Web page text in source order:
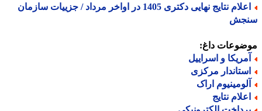
اعلام نتایج نهایی دکتری 1405 در اواخر مرداد / جزییات سازمان
داغ:
و اسراییل
مرکزی
اراک
نتایج